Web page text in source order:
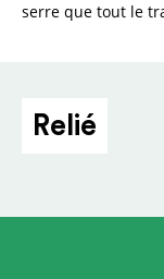
serre que tout le
Relié